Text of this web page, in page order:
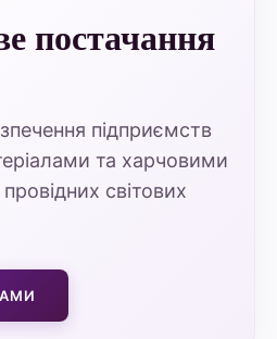
постачання
підприємств
та харчовими
провідних світових